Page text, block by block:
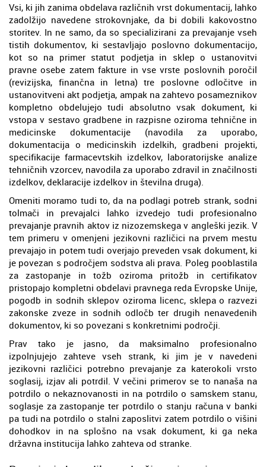
Vsi, ki jih zanima obdelava različnih vrst dokumentacij, lahko
zadolžijo navedene strokovnjake, da bi dobili kakovostno
storitev. In ne samo, da so specializirani za prevajanje vseh
tistih dokumentov, ki sestavljajo poslovno dokumentacijo,
kot so na primer statut podjetja in sklep o ustanovitvi
pravne osebe zatem fakture in vse vrste poslovnih poročil
(revizijska, finančna in letna) tre poslovne odločitve in
ustanovitveni akt podjetja, ampak na zahtevo posameznikov
kompletno obdelujejo tudi absolutno vsak dokument, ki
vstopa v sestavo gradbene in razpisne oziroma tehnične in
medicinske dokumentacije (navodila za uporabo,
dokumentacija o medicinskih izdelkih, gradbeni projekti,
specifikacije farmacevtskih izdelkov, laboratorijske analize
tehničnih vzorcev, navodila za uporabo zdravil in značilnosti
izdelkov, deklaracije izdelkov in številna druga).
Omeniti moramo tudi to, da na podlagi potreb strank, sodni
tolmači in prevajalci lahko izvedejo tudi profesionalno
prevajanje pravnih aktov iz nizozemskega v angleški jezik. V
tem primeru v omenjeni jezikovni različici na prvem mestu
prevajajo in potem tudi overjajo preveden vsak dokument, ki
je povezan s področjem sodstva ali prava. Poleg pooblastila
za zastopanje in tožb oziroma pritožb in certifikatov
pristopajo kompletni obdelavi pravnega reda Evropske Unije,
pogodb in sodnih sklepov oziroma licenc, sklepa o razvezi
zakonske zveze in sodnih odločb ter drugih nenavedenih
dokumentov, ki so povezani s konkretnimi področji.
Prav tako je jasno, da maksimalno profesionalno
izpolnjujejo zahteve vseh strank, ki jim je v navedeni
jezikovni različici potrebno prevajanje za katerokoli vrsto
soglasij, izjav ali potrdil. V večini primerov se to nanaša na
potrdilo o nekaznovanosti in na potrdilo o samskem stanu,
soglasje za zastopanje ter potrdilo o stanju računa v banki
pa tudi na potrdilo o stalni zaposlitvi zatem potrdilo o višini
dohodkov in na splošno na vsak dokument, ki ga neka
državna institucija lahko zahteva od stranke.